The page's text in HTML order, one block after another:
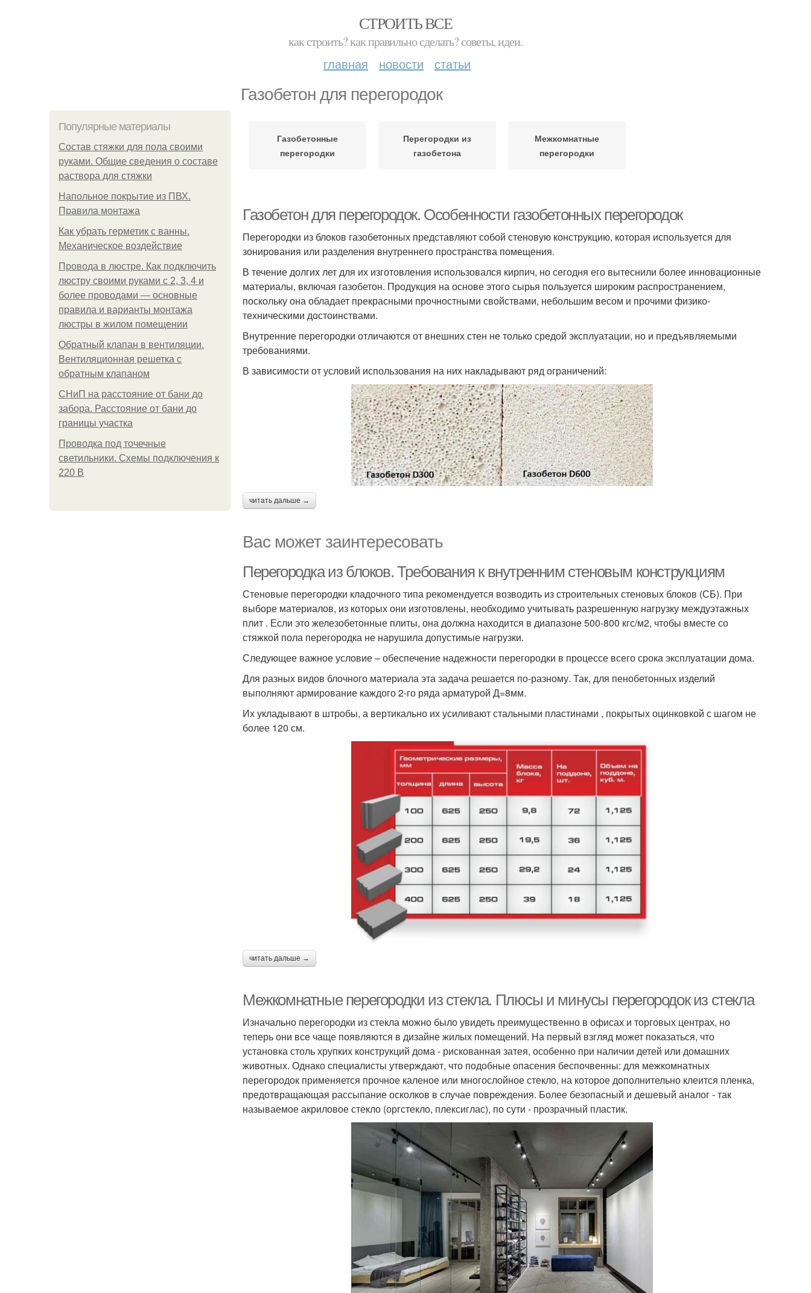
СТРОИТЬ ВСЕ
как строить? как правильно сделать? советы, идеи.
главная новости статьи
Газобетон для перегородок
Популярные материалы
Состав стяжки для пола своими
руками. Общие сведения о составе
раствора для стяжки
Напольное покрытие из ПВХ.
Правила монтажа
Как убрать герметик с ванны.
Механическое воздействие
Провода в люстре. Как подключить
люстру своими руками с 2, 3, 4 и
более проводами — основные
правила и варианты монтажа
люстры в жилом помещении
Обратный клапан в вентиляции.
Вентиляционная решетка с
обратным клапаном
СНиП на расстояние от бани до
забора. Расстояние от бани до
границы участка
Проводка под точечные
светильники. Схемы подключения к
220 В
Газобетонные
перегородки
Перегородки из
газобетона
Межкомнатные
перегородки
Газобетон для перегородок. Особенности газобетонных перегородок
Перегородки из блоков газобетонных представляют собой стеновую конструкцию, которая используется для
зонирования или разделения внутреннего пространства помещения.
В течение долгих лет для их изготовления использовался кирпич, но сегодня его вытеснили более инновационные
материалы, включая газобетон. Продукция на основе этого сырья пользуется широким распространением,
поскольку она обладает прекрасными прочностными свойствами, небольшим весом и прочими физико-
техническими достоинствами.
Внутренние перегородки отличаются от внешних стен не только средой эксплуатации, но и предъявляемыми
требованиями.
В зависимости от условий использования на них накладывают ряд ограничений:
читать дальше →
Вас может заинтересовать
Перегородка из блоков. Требования к внутренним стеновым конструкциям
Стеновые перегородки кладочного типа рекомендуется возводить из строительных стеновых блоков (СБ). При
выборе материалов, из которых они изготовлены, необходимо учитывать разрешенную нагрузку междуэтажных
плит . Если это железобетонные плиты, она должна находится в диапазоне 500-800 кгс/м2, чтобы вместе со
стяжкой пола перегородка не нарушила допустимые нагрузки.
Следующее важное условие – обеспечение надежности перегородки в процессе всего срока эксплуатации дома.
Для разных видов блочного материала эта задача решается по-разному. Так, для пенобетонных изделий
выполняют армирование каждого 2-го ряда арматурой Д=8мм.
Их укладывают в штробы, а вертикально их усиливают стальными пластинами , покрытых оцинковкой с шагом не
более 120 см.
читать дальше →
Межкомнатные перегородки из стекла. Плюсы и минусы перегородок из стекла
Изначально перегородки из стекла можно было увидеть преимущественно в офисах и торговых центрах, но
теперь они все чаще появляются в дизайне жилых помещений. На первый взгляд может показаться, что
установка столь хрупких конструкций дома - рискованная затея, особенно при наличии детей или домашних
животных. Однако специалисты утверждают, что подобные опасения беспочвенны: для межкомнатных
перегородок применяется прочное каленое или многослойное стекло, на которое дополнительно клеится пленка,
предотвращающая рассыпание осколков в случае повреждения. Более безопасный и дешевый аналог - так
называемое акриловое стекло (оргстекло, плексиглас), по сути - прозрачный пластик.